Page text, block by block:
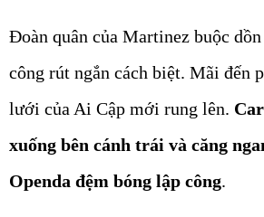
Đoàn quân của Martinez buộc
công rút ngắn cách biệt. Mãi đến
lưới của Ai Cập mới rung lên.
xuống bên cánh trái và căng
Openda đệm bóng lập công.